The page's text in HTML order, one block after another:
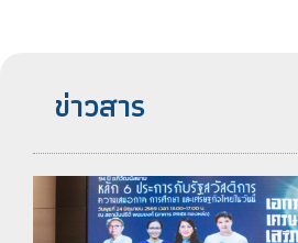
ข่าวสาร